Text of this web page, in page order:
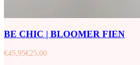
BE CHIC | BLOOMER FIEN
€45,95€25,00